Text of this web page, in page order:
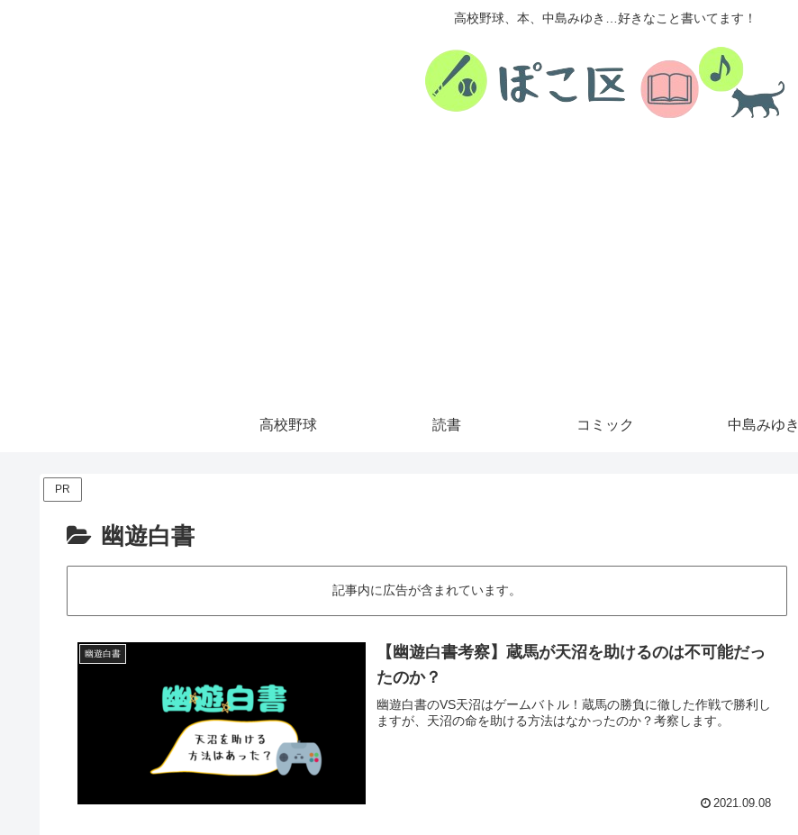
高校野球、本、中島みゆき…好きなこと書いてます！
高校野球 読書 コミック 中島みゆき
PR
幽遊白書
記事内に広告が含まれています。
幽遊白書
【幽遊白書考察】蔵馬が天沼を助けるのは不可能だっ
たのか？
幽遊白書のVS天沼はゲームバトル！蔵馬の勝負に徹した作戦で勝利し
ますが、天沼の命を助ける方法はなかったのか？考察します。
2021.09.08